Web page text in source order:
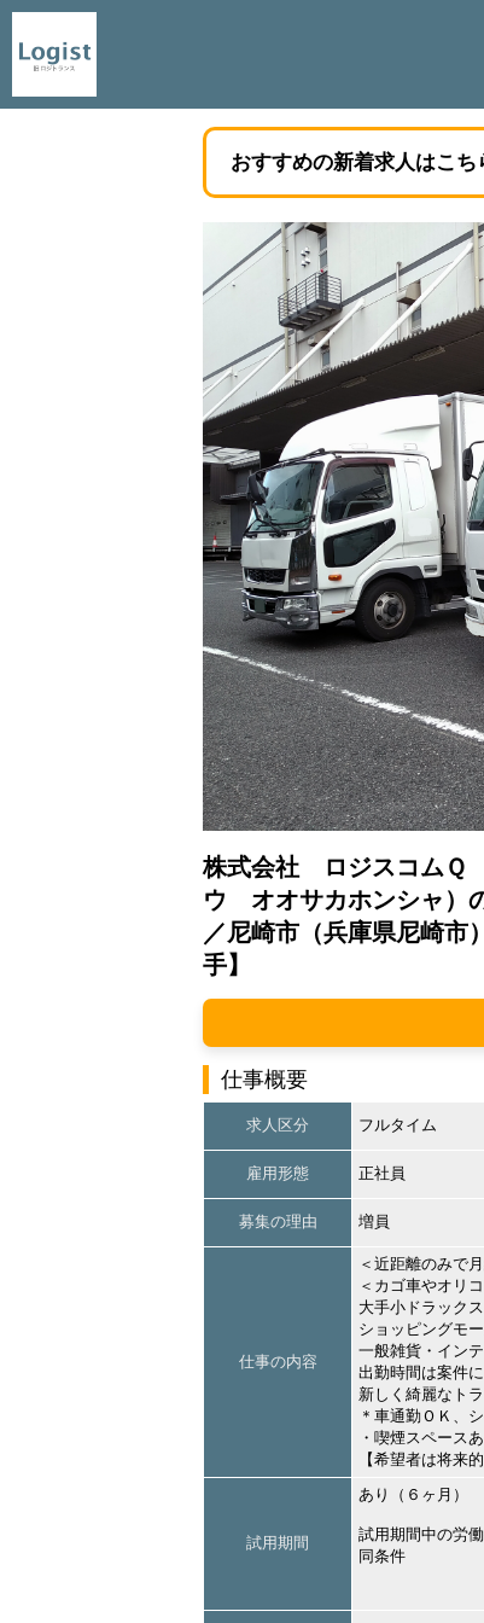
おすすめの新着求人はこち
株式会社 ロジスコムＱ
ウ オオサカホンシャ）
／尼崎市（兵庫県尼崎市
手】
仕事概要
求人区分 フルタイム
雇用形態 正社員
募集の理由 増員
仕事の内容
＜近距離のみで
＜カゴ車やオリ
大手小ドラック
ショッピングモ
一般雑貨・イン
出勤時間は案件
新しく綺麗なト
＊車通勤ＯＫ、
・喫煙スペース
【希望者は将来
試用期間
あり（６ヶ月）
試用期間中の労
同条件